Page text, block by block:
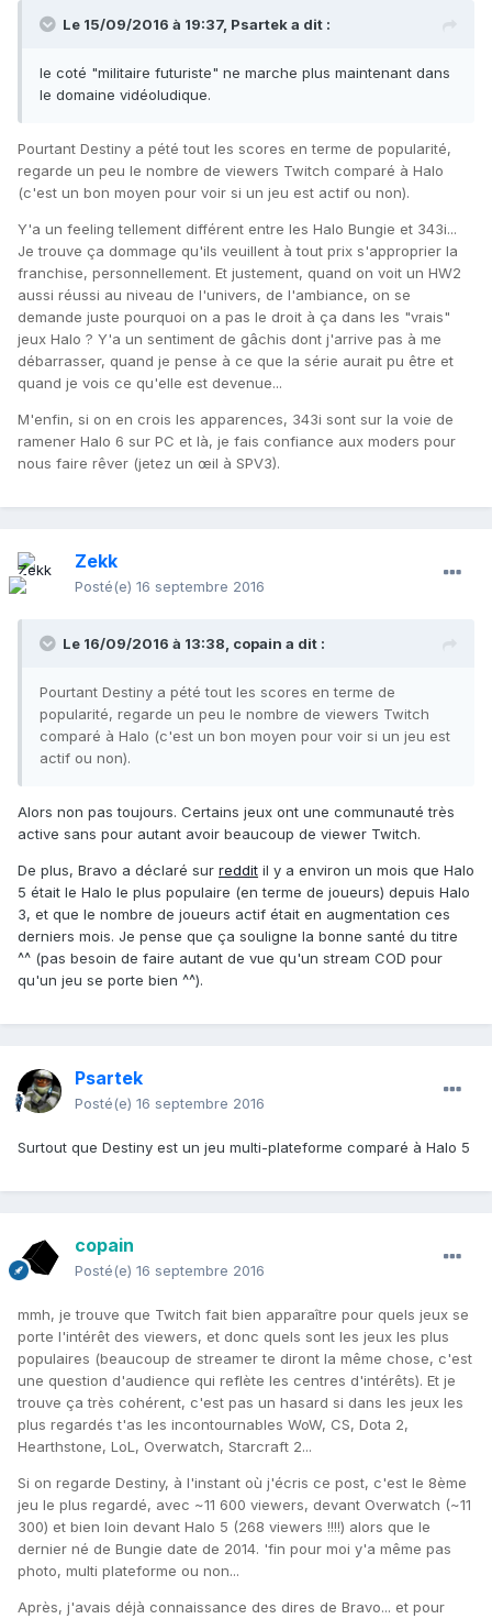
Le 15/09/2016 à 19:37, Psarteka dit :
le coté "militaire futuriste" ne marche plus maintenant dans
le domaine vidéoludique.
Pourtant Destiny a pété tout les scores en terme de popularité,
regarde un peu le nombre de viewers Twitch comparé à Halo
(c'est un bon moyen pour voir si un jeu est actif ou non).
Y'a un feeling tellement différent entre les Halo Bungie et 343i...
Je trouve ça dommage qu'ils veuillent à tout prix s'approprier la
franchise, personnellement. Et justement, quand on voit un HW2
aussi réussi au niveau de l'univers, de l'ambiance, on se
demande juste pourquoi on a pas le droit à ça dans les "vrais"
jeux Halo ? Y'a un sentiment de gâchis dont j'arrive pas à me
débarrasser, quand je pense à ce que la série aurait pu être et
quand je vois ce qu'elle est devenue...
M'enfin, si on en crois les apparences, 343i sont sur la voie de
ramener Halo 6 sur PC et là, je fais confiance aux moders pour
nous faire rêver (jetez un œil à SPV3).
Zekk
Posté(e) 16 septembre 2016
Le 16/09/2016 à 13:38, copain a dit :
Pourtant Destiny a pété tout les scores en terme de
popularité, regarde un peu le nombre de viewers Twitch
comparé à Halo (c'est un bon moyen pour voir si un jeu est
actif ou non).
Alors non pas toujours. Certains jeux ont une communauté très
active sans pour autant avoir beaucoup de viewer Twitch.
De plus, Bravo a déclaré sur reddit il y a environ un mois que Halo
5 était le Halo le plus populaire (en terme de joueurs) depuis Halo
3, et que le nombre de joueurs actif était en augmentation ces
derniers mois. Je pense que ça souligne la bonne santé du titre
^^ (pas besoin de faire autant de vue qu'un stream COD pour
qu'un jeu se porte bien ^^).
Psartek
Posté(e) 16 septembre 2016
Surtout que Destiny est un jeu multi-plateforme comparé à Halo 5
copain
Posté(e) 16 septembre 2016
mmh, je trouve que Twitch fait bien apparaître pour quels jeux se
porte l'intérêt des viewers, et donc quels sont les jeux les plus
populaires (beaucoup de streamer te diront la même chose, c'est
une question d'audience qui reflète les centres d'intérêts). Et je
trouve ça très cohérent, c'est pas un hasard si dans les jeux les
plus regardés t'as les incontournables WoW, CS, Dota 2,
Hearthstone, LoL, Overwatch, Starcraft 2...
Si on regarde Destiny, à l'instant où j'écris ce post, c'est le 8ème
jeu le plus regardé, avec ~11 600 viewers, devant Overwatch (~11
300) et bien loin devant Halo 5 (268 viewers !!!!) alors que le
dernier né de Bungie date de 2014. 'fin pour moi y'a même pas
photo, multi plateforme ou non...
Après, j'avais déjà connaissance des dires de Bravo... et pour